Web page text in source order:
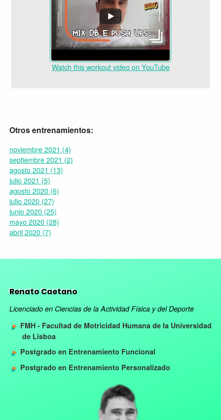
Watch this workout video on YouTube
Otros entrenamientos:
noviembre 2021 (4)
septiembre 2021 (2)
agosto 2021 (13)
julio 2021 (5)
agosto 2020 (6)
julio 2020 (27)
junio 2020 (25)
mayo 2020 (28)
abril 2020 (7)
Renato Caetano
Licenciado en Ciencias de la Actividad Física y del Deporte
FMH - Facultad de Motricidad Humana de la Universidad
de Lisboa
Postgrado en Entrenamiento Funcional
Postgrado en Entrenamiento Personalizado